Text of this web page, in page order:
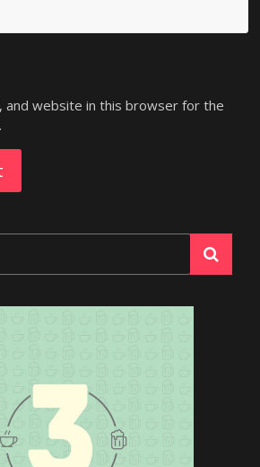
and website in this browser for the